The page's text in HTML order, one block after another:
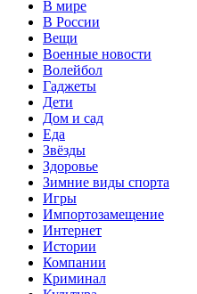
В мире
В России
Вещи
Военные новости
Волейбол
Гаджеты
Дети
Дом и сад
Еда
Звёзды
Здоровье
Зимние виды спорта
Игры
Импортозамещение
Интернет
Истории
Компании
Криминал